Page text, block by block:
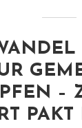
–
PAKT